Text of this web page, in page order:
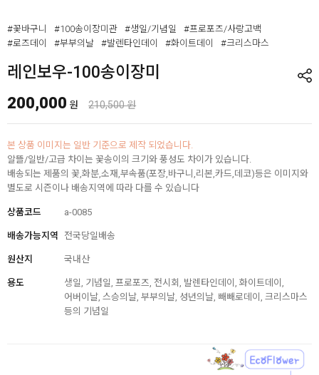
#꽃바구니 #100송이장미관 #생일/기념일
#프로포즈/사랑고백
#로즈데이
#부부의날 #발렌타인데이 #화이트데이 #크리스마스
레인보우-100송이장미
200,000 원 210,500 원
본 상품 이미지는 일반 기준으로 제작 되었습니다.
알뜰/일반/고급 차이는 꽃송이의 크기와 풍성도 차이가 있습니다.
배송되는 제품의 꽃,화분,소재,부속품(포장,바구니,리본,카드,데코)등은 이미지와
별도로 시즌이나 배송지역에 따라 다를 수 있습니다
상품코드 a-0085
배송가능지역 전국당일배송
원산지 국내산
용도
생일, 기념일, 프로포즈, 전시회, 발렌타인데이, 화이트데이,
어버이날, 스승의날, 부부의날, 성년의날, 빼빼로데이, 크리스마스
등의 기념일